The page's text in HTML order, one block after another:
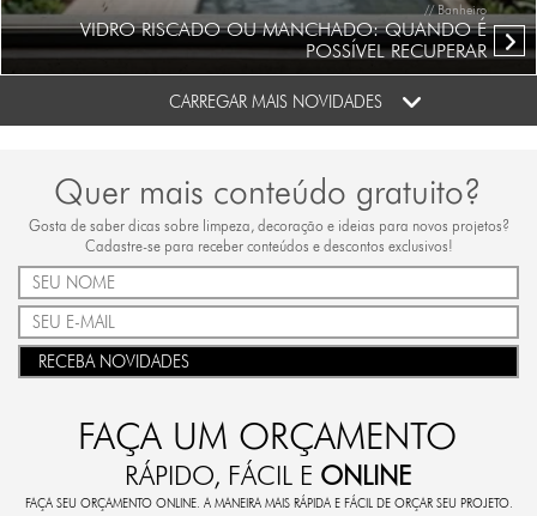
// Banheiro
VIDRO RISCADO OU MANCHADO: QUANDO É
POSSÍVEL RECUPERAR
CARREGAR MAIS NOVIDADES
Quer mais conteúdo gratuito?
Gosta de saber dicas sobre limpeza, decoração e ideias para novos projetos?
Cadastre-se para receber conteúdos e descontos exclusivos!
RECEBA NOVIDADES
FAÇA UM ORÇAMENTO
RÁPIDO, FÁCIL E ONLINE
FAÇA SEU ORÇAMENTO ONLINE. A MANEIRA MAIS RÁPIDA E FÁCIL DE ORÇAR SEU PROJETO.